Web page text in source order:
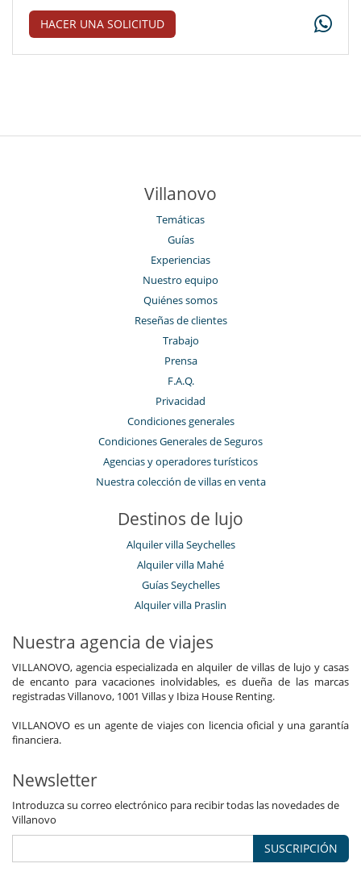
HACER UNA SOLICITUD
Villanovo
Temáticas
Guías
Experiencias
Nuestro equipo
Quiénes somos
Reseñas de clientes
Trabajo
Prensa
F.A.Q.
Privacidad
Condiciones generales
Condiciones Generales de Seguros
Agencias y operadores turísticos
Nuestra colección de villas en venta
Destinos de lujo
Alquiler villa Seychelles
Alquiler villa Mahé
Guías Seychelles
Alquiler villa Praslin
Nuestra agencia de viajes
VILLANOVO, agencia especializada en alquiler de villas de lujo y casas
de encanto para vacaciones inolvidables, es dueña de las marcas
registradas Villanovo, 1001 Villas y Ibiza House Renting.
VILLANOVO es un agente de viajes con licencia oficial y una garantía
financiera.
Newsletter
Introduzca su correo electrónico para recibir todas las novedades de
Villanovo
SUSCRIPCIÓN